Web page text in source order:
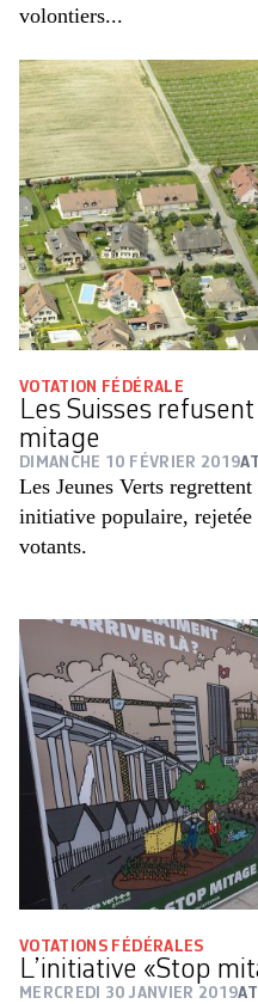
volontiers...
VOTATION FÉDÉRALE
Les Suisses
mitage
DIMANCHE 10 FÉVRIER 2019
Les Jeunes Verts
initiative populaire, rejetée
votants.
VOTATIONS FÉDÉRALES
L’initiative «Stop
MERCREDI 30 JANVIER 2019